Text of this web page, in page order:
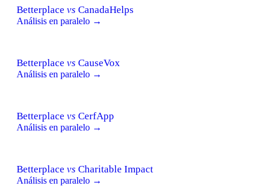
Betterplace vs CanadaHelps
Análisis en paralelo →
Betterplace vs CauseVox
Análisis en paralelo →
Betterplace vs CerfApp
Análisis en paralelo →
Betterplace vs Charitable Impact
Análisis en paralelo →